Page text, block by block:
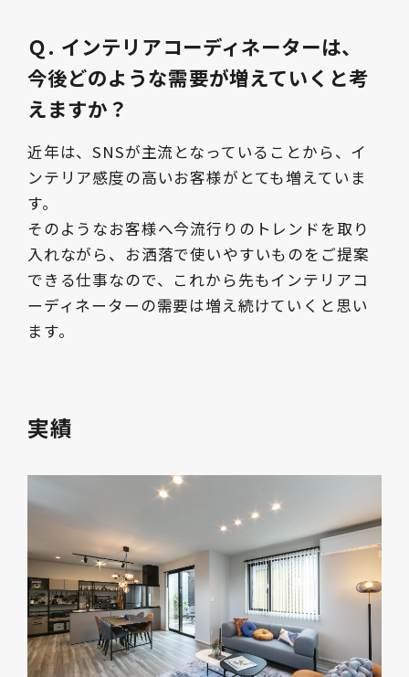
Ｑ. インテリアコーディネーターは、
今後どのような需要が増えていくと考
えますか？
近年は、SNSが主流となっていることから、イ
ンテリア感度の高いお客様がとても増えていま
す。
そのようなお客様へ今流行りのトレンドを取り
入れながら、お洒落で使いやすいものをご提案
できる仕事なので、これから先もインテリアコ
ーディネーターの需要は増え続けていくと思い
ます。
実績